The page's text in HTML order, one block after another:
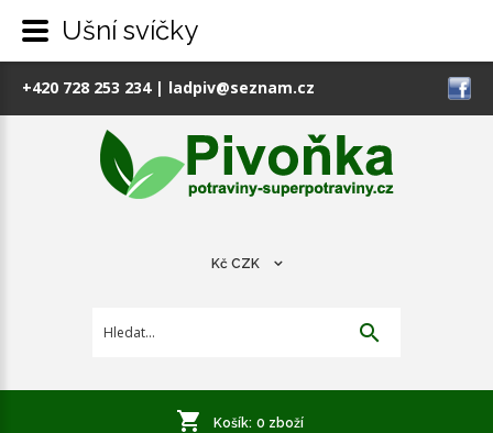
+420 728 253 234| ladpiv@seznam.cz
Kč CZK
Košík: 0 zboží
Ušní svíčky